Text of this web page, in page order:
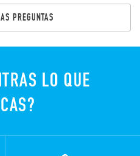
PREGUNTAS
LO QUE